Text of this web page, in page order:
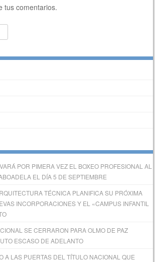
tus comentarios.
POR PIMERA VEZ EL BOXEO PROFESIONAL AL
EL DÍA 5 DE SEPTIEMBRE
TÉCNICA PLANIFICA SU PRÓXIMA
INCORPORACIONES Y EL «CAMPUS INFANTIL
SE CERRARON PARA OLMO DE PAZ
ESCASO DE ADELANTO
A LAS PUERTAS DEL TÍTULO NACIONAL QUE